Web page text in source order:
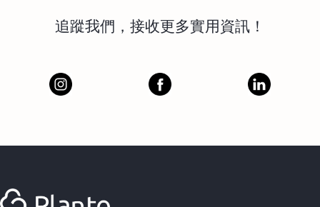
追蹤我們，接收更多實用資訊！